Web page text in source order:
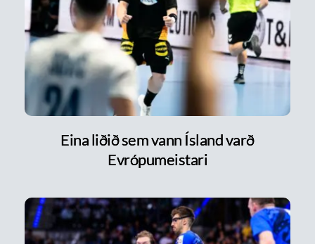
Eina liðið sem vann Ísland varð
Evrópumeistari